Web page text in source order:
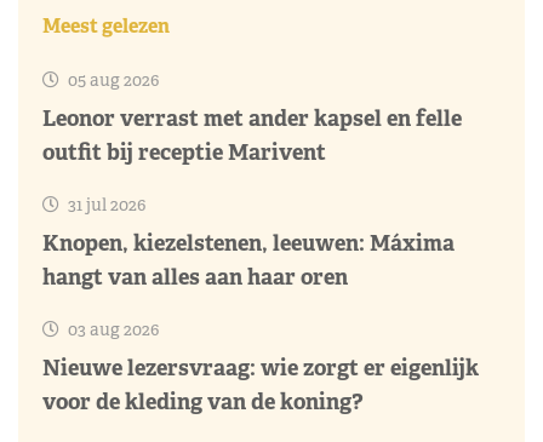
Meest gelezen
05 aug 2026
Leonor verrast met ander kapsel en felle
outfit bij receptie Marivent
31 jul 2026
Knopen, kiezelstenen, leeuwen: Máxima
hangt van alles aan haar oren
03 aug 2026
Nieuwe lezersvraag: wie zorgt er eigenlijk
voor de kleding van de koning?